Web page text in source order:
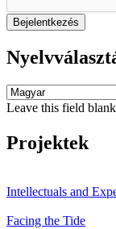
Leave this field blank
Projektek
Intellectuals and
Facing the Tide